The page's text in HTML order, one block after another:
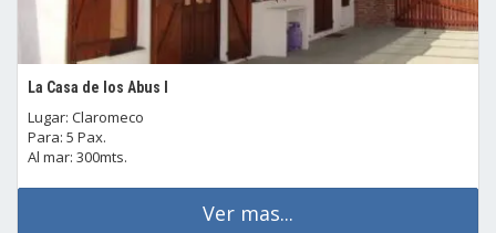
La Casa de los Abus I
Lugar: Claromeco
Para: 5 Pax.
Al mar: 300mts.
Ver mas...